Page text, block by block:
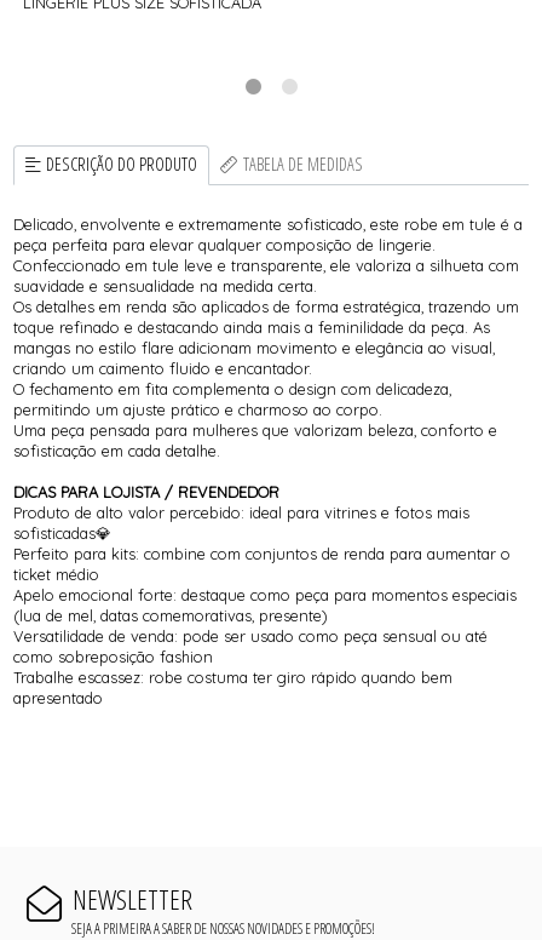
DESCRIÇÃO DO PRODUTO TABELA DE MEDIDAS
Delicado, envolvente e extremamente sofisticado, este robe em tule é a
peça perfeita para elevar qualquer composição de lingerie.
Confeccionado em tule leve e transparente, ele valoriza a silhueta com
suavidade e sensualidade na medida certa.
Os detalhes em renda são aplicados de forma estratégica, trazendo um
toque refinado e destacando ainda mais a feminilidade da peça. As
mangas no estilo flare adicionam movimento e elegância ao visual,
criando um caimento fluido e encantador.
O fechamento em fita complementa o design com delicadeza,
permitindo um ajuste prático e charmoso ao corpo.
Uma peça pensada para mulheres que valorizam beleza, conforto e
sofisticação em cada detalhe.
DICAS PARA LOJISTA / REVENDEDOR
Produto de alto valor percebido: ideal para vitrines e fotos mais
sofisticadas💎
Perfeito para kits: combine com conjuntos de renda para aumentar o
ticket médio
Apelo emocional forte: destaque como peça para momentos especiais
(lua de mel, datas comemorativas, presente)
Versatilidade de venda: pode ser usado como peça sensual ou até
como sobreposição fashion
Trabalhe escassez: robe costuma ter giro rápido quando bem
apresentado
NEWSLETTER
SEJA A PRIMEIRA A SABER DE NOSSAS NOVIDADES E PROMOÇÕES!